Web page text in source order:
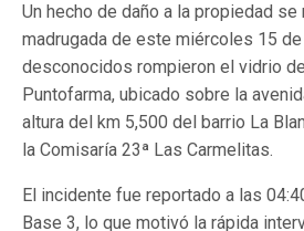
Un hecho de daño a la propiedad
madrugada de este miércoles 15 de
desconocidos rompieron el vidrio
Puntofarma, ubicado sobre la
altura del km 5,500 del barrio La
la Comisaría 23ª Las Carmelitas.
El incidente fue reportado a las
Base 3, lo que motivó la rápida